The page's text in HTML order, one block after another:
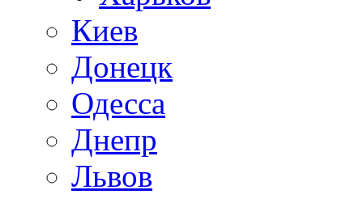
Киев
Донецк
Одесса
Днепр
Львов